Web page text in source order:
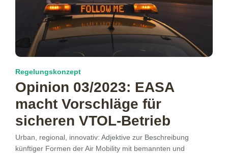
Regelungskonzept
Opinion 03/2023: EASA
macht Vorschläge für
sicheren VTOL-Betrieb
Urban, regional, innovativ: Adjektive zur Beschreibung
künftiger Formen der Air Mobility mit bemannten und